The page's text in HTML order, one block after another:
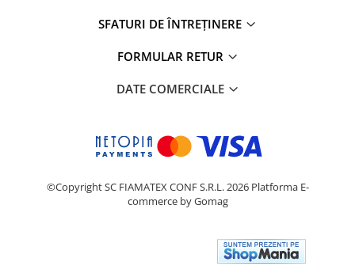
SFATURI DE ÎNTREȚINERE
FORMULAR RETUR
DATE COMERCIALE
©Copyright SC FIAMATEX CONF S.R.L. 2026 Platforma E-
commerce by Gomag